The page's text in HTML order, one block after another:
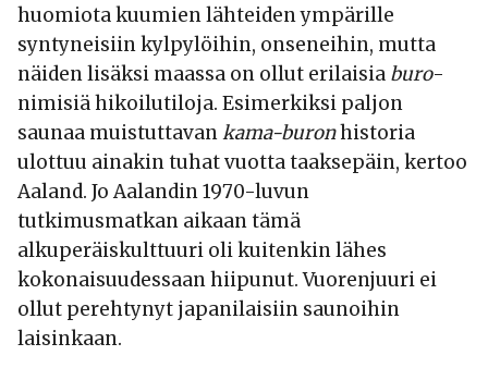
huomiota kuumien lähteiden ympärille
syntyneisiin kylpylöihin, onseneihin, mutta
näiden lisäksi maassa on ollut erilaisia buro-
nimisiä hikoilutiloja. Esimerkiksi paljon
saunaa muistuttavankama-buronhistoria
ulottuu ainakin tuhat vuotta taaksepäin, kertoo
Aaland. Jo Aalandin 1970-luvun
tutkimusmatkan aikaan tämä
alkuperäiskulttuuri oli kuitenkin lähes
kokonaisuudessaan hiipunut. Vuorenjuuri ei
ollut perehtynyt japanilaisiin saunoihin
laisinkaan.